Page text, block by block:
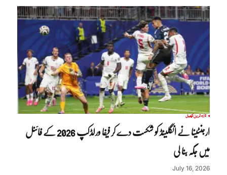
تازہ ترینکھیل
ارجنٹینا نے انگلینڈ کو شکست دے کر فیفا ورلڈکپ 2026 کے فائنل
میں جگہ بنا لی
July 16, 2026